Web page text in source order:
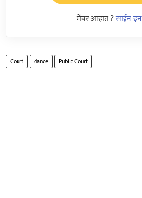
मेंबर आहात ?साईन इन
Court dance Public Court